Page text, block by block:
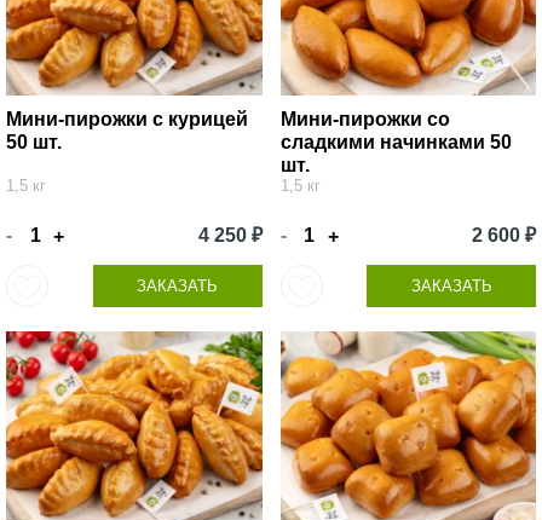
Мини-пирожки с курицей
50 шт.
1,5 кг
- + 4 250 ₽
ЗАКАЗАТЬ
Мини-пирожки со
сладкими начинками 50
шт.
1,5 кг
- + 2 600 ₽
ЗАКАЗАТЬ